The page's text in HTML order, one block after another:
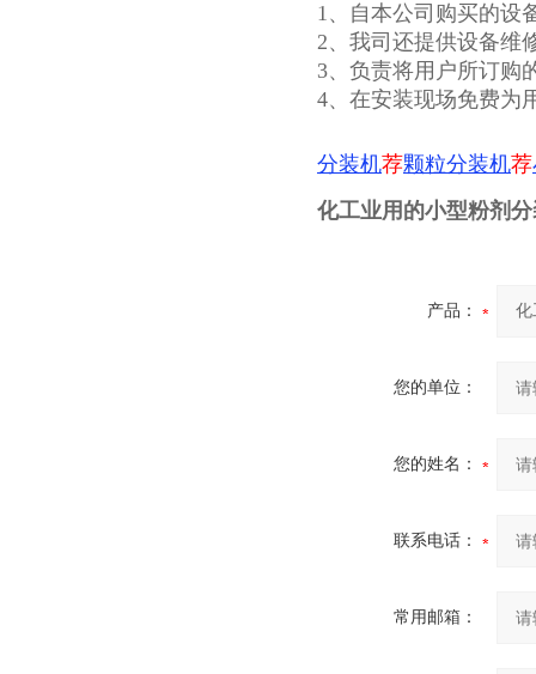
1、自本公司购买的设
2、我司还提供设备维
3、负责将用户所订购
4、在安装现场免费为
分装机荐颗粒分装机荐
化工业用的小型粉剂
产品：
您的单位：
您的姓名：
联系电话：
常用邮箱：